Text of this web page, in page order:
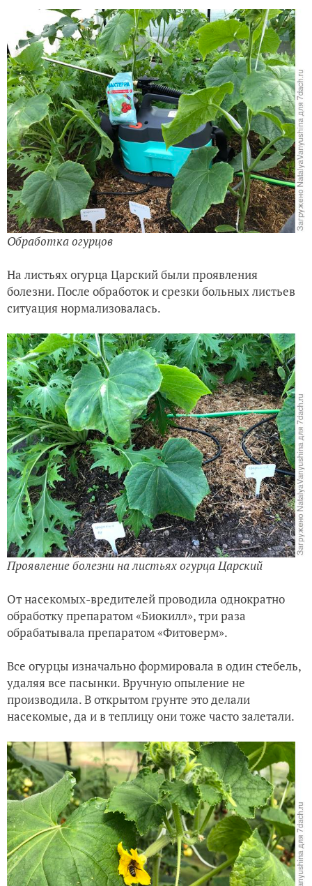
Обработка огурцов
На листьях огурца Царский были проявления
болезни. После обработок и срезки больных листьев
ситуация нормализовалась.
Проявление болезни на листьях огурца Царский
От насекомых-вредителей проводила однократно
обработку препаратом «Биокилл», три раза
обрабатывала препаратом «Фитоверм».
Все огурцы изначально формировала в один стебель,
удаляя все пасынки. Вручную опыление не
производила. В открытом грунте это делали
насекомые, да и в теплицу они тоже часто залетали.